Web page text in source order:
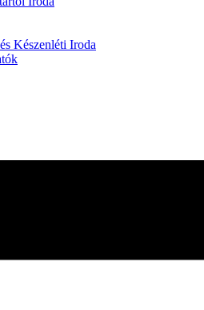
Készenléti Iroda